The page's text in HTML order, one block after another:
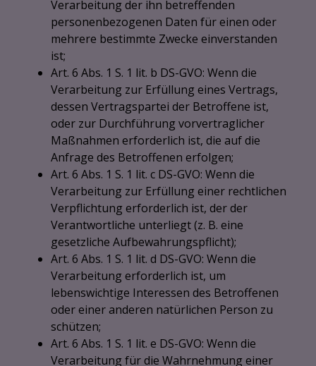
Verarbeitung der ihn betreffenden
personenbezogenen Daten für einen oder
mehrere bestimmte Zwecke einverstanden
ist;
Art. 6 Abs. 1 S. 1 lit. b DS-GVO: Wenn die
Verarbeitung zur Erfüllung eines Vertrags,
dessen Vertragspartei der Betroffene ist,
oder zur Durchführung vorvertraglicher
Maßnahmen erforderlich ist, die auf die
Anfrage des Betroffenen erfolgen;
Art. 6 Abs. 1 S. 1 lit. c DS-GVO: Wenn die
Verarbeitung zur Erfüllung einer rechtlichen
Verpflichtung erforderlich ist, der der
Verantwortliche unterliegt (z. B. eine
gesetzliche Aufbewahrungspflicht);
Art. 6 Abs. 1 S. 1 lit. d DS-GVO: Wenn die
Verarbeitung erforderlich ist, um
lebenswichtige Interessen des Betroffenen
oder einer anderen natürlichen Person zu
schützen;
Art. 6 Abs. 1 S. 1 lit. e DS-GVO: Wenn die
Verarbeitung für die Wahrnehmung einer